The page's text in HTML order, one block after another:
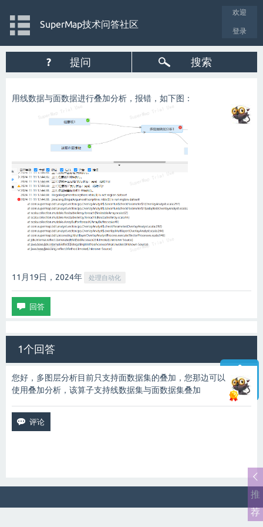
智能客服
欢迎
登录
SuperMap技术问答社区
? 提问 搜索
用线数据与面数据进行叠加分析，报错，如下图：
11月19日，2024年 处理自动化
1个回答
您好，多图层分析目前只支持面数据集的叠加，您那边可以
使用叠加分析，该算子支持线数据集与面数据集叠加